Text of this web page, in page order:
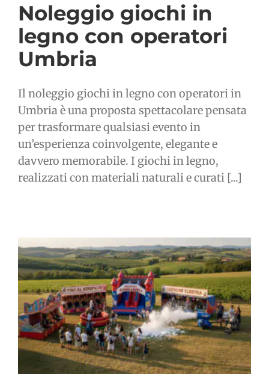
Noleggio giochi in
legno con operatori
Umbria
Il noleggio giochi in legno con operatori in
Umbria è una proposta spettacolare pensata
per trasformare qualsiasi evento in
un’esperienza coinvolgente, elegante e
davvero memorabile. I giochi in legno,
realizzati con materiali naturali e curati [...]